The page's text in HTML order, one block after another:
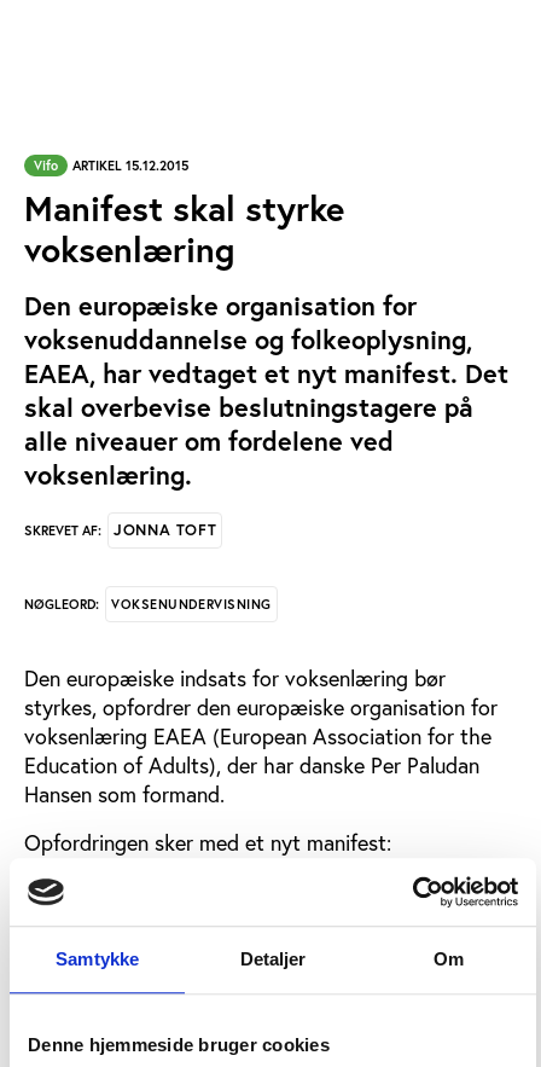
Samtykke Detaljer Om
Denne hjemmeside bruger cookies
Vifo ARTIKEL 15.12.2015
Manifest skal styrke
voksenlæring
Den europæiske organisation for
voksenuddannelse og folkeoplysning,
EAEA, har vedtaget et nyt manifest. Det
skal overbevise beslutningstagere på
alle niveauer om fordelene ved
voksenlæring.
SKREVET AF: JONNA TOFT
NØGLEORD: VOKSENUNDERVISNING
Den europæiske indsats for voksenlæring bør
styrkes, opfordrer den europæiske organisation for
voksenlæring EAEA (European Association for the
Education of Adults), der har danske Per Paludan
Hansen som formand.
Opfordringen sker med et nyt manifest:
’Voksenlæring i det 21. århundrede’. Her præsenteres
argumenter, undersøgelser, eksempler og
deltagerberetninger, som illustrerer, hvordan
voksenundervisning kan bidrage til udviklingen i
Europa.
Organisationen skriver i manifestets forord: